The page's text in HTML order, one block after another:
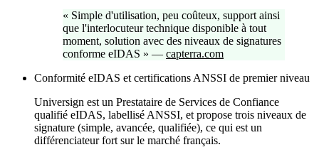
« Simple d'utilisation, peu coûteux, support ainsi
que l'interlocuteur technique disponible à tout
moment, solution avec des niveaux de signatures
conforme eIDAS » — capterra.com
Conformité eIDAS et certifications ANSSI de premier niveau
Universign est un Prestataire de Services de Confiance
qualifié eIDAS, labellisé ANSSI, et propose trois niveaux de
signature (simple, avancée, qualifiée), ce qui est un
différenciateur fort sur le marché français.